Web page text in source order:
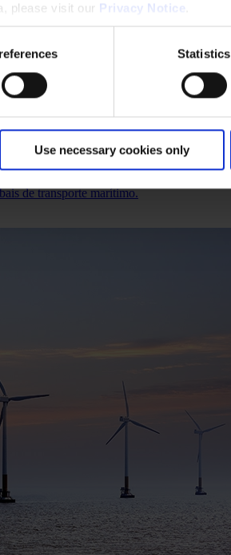
please visit our Privacy Notice
Statistics
Use necessary cookies only
de transporte marítimo.